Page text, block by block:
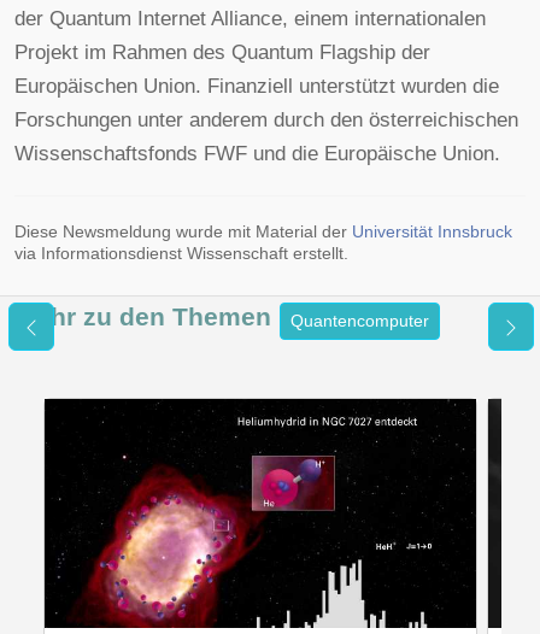
der Quantum Internet Alliance, einem internationalen
Projekt im Rahmen des Quantum Flagship der
Europäischen Union. Finanziell unterstützt wurden die
Forschungen unter anderem durch den österreichischen
Wissenschaftsfonds FWF und die Europäische Union.
Diese Newsmeldung wurde mit Material der Universität Innsbruck
via Informationsdienst Wissenschaft erstellt.
Mehr zu den Themen Quantencomputer